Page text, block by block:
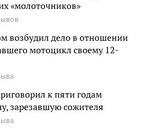
«молоточников»
возбудил дело в отношении
мотоцикл своему 12-
к пяти годам
зарезавшую сожителя